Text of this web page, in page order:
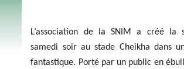
L’association de la SNIM a créé la
samedi soir au stade Cheikha dans
fantastique. Porté par un public en